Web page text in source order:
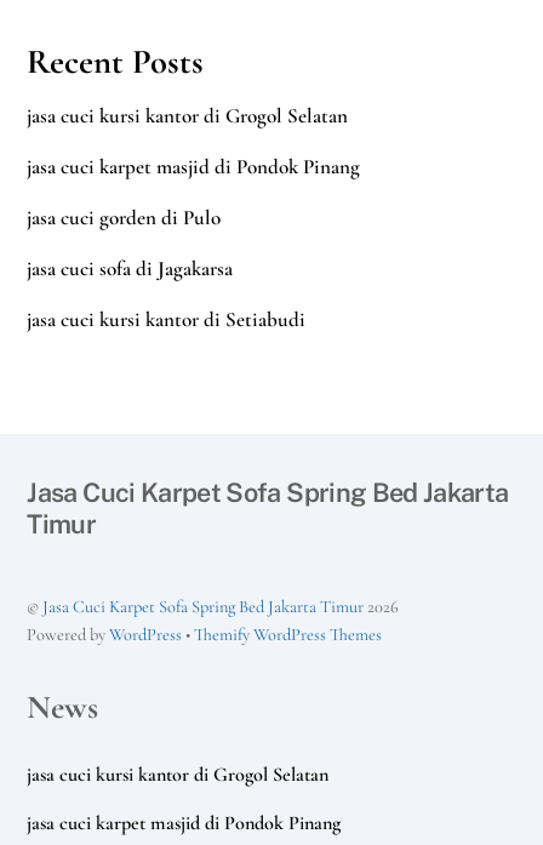
Recent Posts
jasa cuci kursi kantor di Grogol Selatan
jasa cuci karpet masjid di Pondok Pinang
jasa cuci gorden di Pulo
jasa cuci sofa di Jagakarsa
jasa cuci kursi kantor di Setiabudi
Jasa Cuci Karpet Sofa Spring Bed Jakarta
Timur
© Jasa Cuci Karpet Sofa Spring Bed Jakarta Timur2026
Powered byWordPress •Themify WordPress Themes
News
jasa cuci kursi kantor di Grogol Selatan
jasa cuci karpet masjid di Pondok Pinang